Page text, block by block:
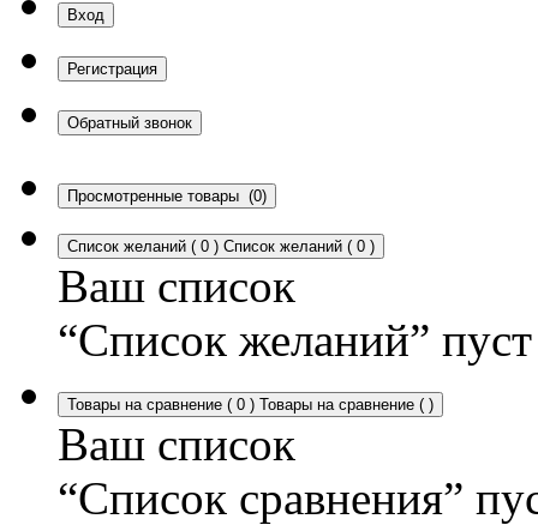
Вход
Регистрация
Обратный звонок
Просмотренные товары (0)
Список желаний ( 0 ) Список желаний ( 0 )
Ваш список
“Список желаний” пуст
Товары на сравнение ( 0 ) Товары на сравнение ( )
Ваш список
“Список сравнения”